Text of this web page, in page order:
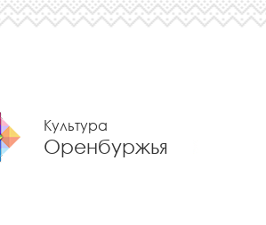
Культура
Оренбуржья